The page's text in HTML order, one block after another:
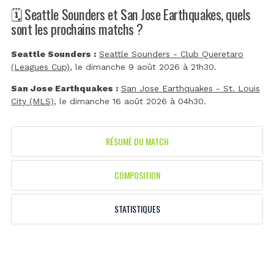
🗓️ Seattle Sounders et San Jose Earthquakes, quels
sont les prochains matchs ?
Seattle Sounders : Seattle Sounders - Club Queretaro
(Leagues Cup), le dimanche 9 août 2026 à 21h30.
San Jose Earthquakes : San Jose Earthquakes - St. Louis
City (MLS), le dimanche 16 août 2026 à 04h30.
RÉSUMÉ DU MATCH
COMPOSITION
STATISTIQUES